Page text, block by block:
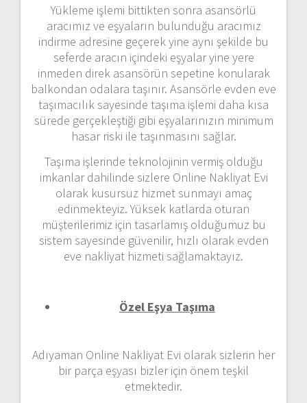
Yükleme işlemi bittikten sonra asansörlü
aracımız ve eşyaların bulunduğu aracımız
indirme adresine geçerek yine aynı şekilde bu
seferde aracın içindeki eşyalar yine yere
inmeden direk asansörün sepetine konularak
balkondan odalara taşınır. Asansörle evden eve
taşımacılık sayesinde taşıma işlemi daha kısa
sürede gerçekleştiği gibi eşyalarınızın minimum
hasar riski ile taşınmasını sağlar.
Taşıma işlerinde teknolojinin vermiş olduğu
imkanlar dahilinde sizlere Online Nakliyat Evi
olarak kusursuz hizmet sunmayı amaç
edinmekteyiz. Yüksek katlarda oturan
müşterilerimiz için tasarlamış olduğumuz bu
sistem sayesinde güvenilir, hızlı olarak evden
eve nakliyat hizmeti sağlamaktayız.
Özel Eşya Taşıma
Adıyaman Online Nakliyat Evi olarak sizlerin her
bir parça eşyası bizler için önem teşkil
etmektedir.